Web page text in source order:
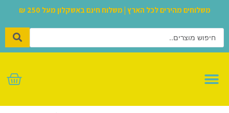
משלוחים מהירים לכל הארץ | משלוח חינם באשקלון מעל 250 ₪